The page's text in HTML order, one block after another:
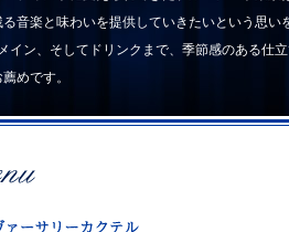
音楽と味わいを提供していきたいという思い
イン、そしてドリンクまで、季節感のある仕
めです。